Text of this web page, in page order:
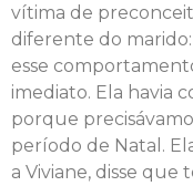
vítima de
diferente do
esse
imediato. Ela havia
porque
período de Natal.
a Viviane, disse